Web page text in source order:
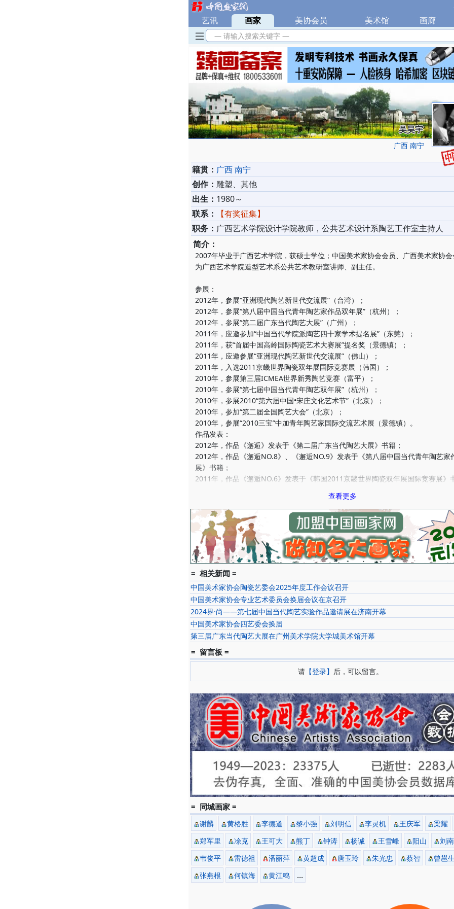
艺讯 | 画家 美协会员 美术馆 画廊
— 请输入搜索关键字 —
吴昊宇
广西 南宁
籍贯： 广西 南宁
创作： 雕塑、其他
出生： 1980～
联系：
【有奖征集】
职务： 广西艺术学院设计学院教师，公共艺术设计系陶艺工作室主持人
简介：
2007年毕业于广西艺术学院，获硕士学位；中国美术家协会会员、广西美术家协
为广西艺术学院造型艺术系公共艺术教研室讲师、副主任。
参展：
2012年，参展“亚洲现代陶艺新世代交流展”（台湾）；
2012年，参展“第八届中国当代青年陶艺家作品双年展”（杭州）；
2012年，参展“第二届广东当代陶艺大展”（广州）；
2011年，应邀参加“中国当代学院派陶艺四十家学术提名展”（东莞）；
2011年，获“首届中国高岭国际陶瓷艺术大赛展”提名奖（景德镇）；
2011年，应邀参展“亚洲现代陶艺新世代交流展”（佛山）；
2011年，入选2011京畿世界陶瓷双年展国际竞赛展（韩国）；
2010年，参展第三届ICMEA世界新秀陶艺竞赛（富平）；
2010年，参展“第七届中国当代青年陶艺双年展”（杭州）；
2010年，参展2010“第六届中国•宋庄文化艺术节”（北京）；
2010年，参加“第二届全国陶艺大会”（北京）；
2010年，参展“2010三宝”中加青年陶艺家国际交流艺术展（景德镇）。
作品发表：
2012年，作品《邂逅》发表于《第二届广东当代陶艺大展》书籍；
2012年，作品《邂逅NO.8》、《邂逅NO.9》发表于《第八届中国当代青年陶艺家
展》书籍；
2011年，作品《邂逅NO.6》发表于《韩国2011京畿世界陶瓷双年展国际竞赛展》
2011年，作品《邂逅NO.5》发表于《2011首届中国高岭国际陶瓷艺术大赛展获奖
籍；
2011年，作品《邂逅NO.5》被景德镇陶瓷管收藏；
2011年，作品《邂逅NO.4》、《邂逅NO.5》、《邂逅NO.6》、《邂逅NO.8》发
艺术-中国当代学院派青年陶艺四十家-美术报艺术节陶艺家学术提名展》书籍；
2010年11月，陶艺作品《邂逅NO.3》作品发表于《第七届中国当代青年陶艺家作
册。
收藏：
2011年，作品《邂逅NO.6》被韩国2011京畿世界陶瓷双年展国际竞赛展组委会收
2011年，作品《邂逅NO.5》被景德镇陶瓷管收藏。
查看更多
= 相关新闻 =
中国美术家协会陶瓷艺委会2025年度工作会议召开
中国美术家协会专业艺术委员会换届会议在京召开
2024界·尚——第七届中国当代陶艺实验作品邀请展在济南开幕
中国美术家协会四艺委会换届
第三届广东当代陶艺大展在广州美术学院大学城美术馆开幕
= 留言板 =
请 【登录】 后，可以留言。
= 同城画家 =
谢麟 黄格胜 李德道 黎小强 刘明信 李灵机 王庆军
梁耀
郑军里
凃克 王可大 熊丁 钟涛 杨诚 王雪峰 阳山
刘
韦俊平
雷德祖 潘丽萍 黄超成 唐玉玲 朱光忠 蔡智
曾邕
张燕根
何镇海 黄江鸣 ...